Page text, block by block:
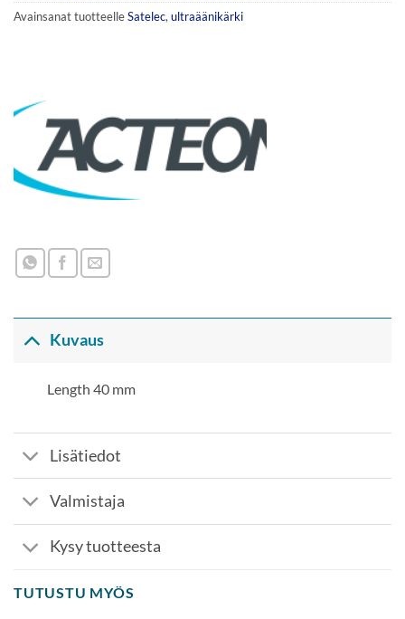
Avainsanat tuotteelleSatelec, ultraäänikärki
Kuvaus
Length 40 mm
Lisätiedot
Valmistaja
Kysy tuotteesta
TUTUSTU MYÖS